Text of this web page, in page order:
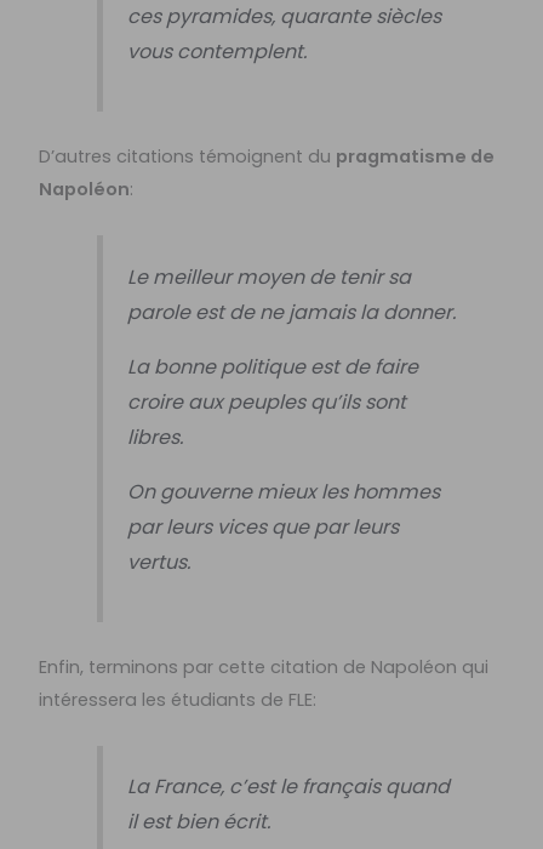
ces pyramides, quarante siècles
vous contemplent.
D’autres citations témoignent du pragmatisme de
Napoléon:
Le meilleur moyen de tenir sa
parole est de ne jamais la donner.
La bonne politique est de faire
croire aux peuples qu’ils sont
libres.
On gouverne mieux les hommes
par leurs vices que par leurs
vertus.
Enfin, terminons par cette citation de Napoléon qui
intéressera les étudiants de FLE:
La France, c’est le français quand
il est bien écrit.